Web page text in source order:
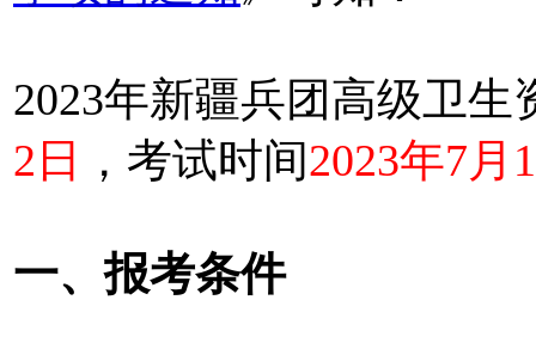
2023年新疆兵团高级卫生
2日
，考试时间2023年7月
一、报考条件